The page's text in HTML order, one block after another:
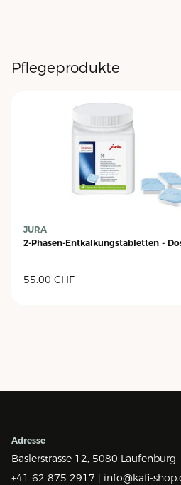
Pflegeprodukte
JURA
2-Phasen-Entkalkungstabletten -
55.00 CHF
Adresse
Baslerstrasse 12, 5080 Laufenburg
+41 62 875 2917 | info@kafi-